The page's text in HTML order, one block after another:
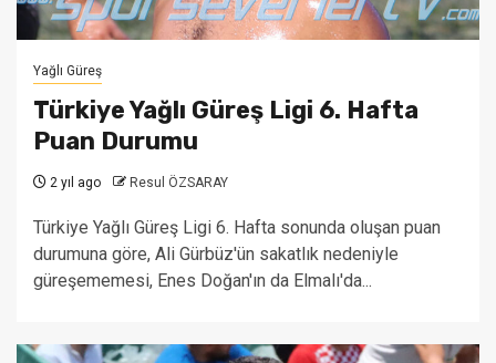
Yağlı Güreş
Türkiye Yağlı Güreş Ligi 6. Hafta
Puan Durumu
2 yıl ago Resul ÖZSARAY
Türkiye Yağlı Güreş Ligi 6. Hafta sonunda oluşan puan
durumuna göre, Ali Gürbüz'ün sakatlık nedeniyle
güreşememesi, Enes Doğan'ın da Elmalı'da...